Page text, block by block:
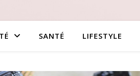
SANTÉ LIFESTYLE